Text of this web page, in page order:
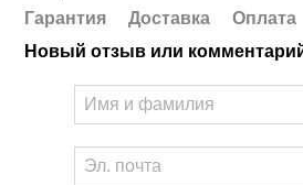
Гарантия Доставка
Оплата
Новый отзыв или